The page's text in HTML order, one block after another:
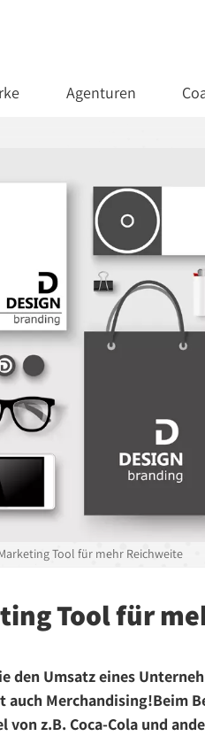
Agenturen
Tool für mehr Reichweite
Tool für
den Umsatz eines
Merchandising!Beim
z.B. Coca-Cola und